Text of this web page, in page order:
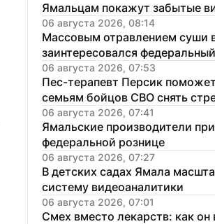
Ямальцам покажут забытые
06 августа 2026, 08:14
Массовым отравлением суши
заинтересовался
06 августа 2026, 07:53
Пес-терапевт Персик
семьям бойцов СВО снять
06 августа 2026, 07:41
Ямальские производители
федеральной рознице
06 августа 2026, 07:27
В детских садах Ямала
систему видеоаналитики
06 августа 2026, 07:01
Смех вместо лекарств: как он